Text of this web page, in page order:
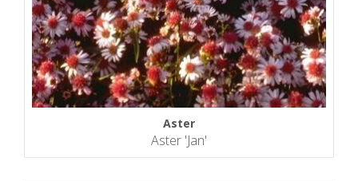
Aster
Aster 'Jan'